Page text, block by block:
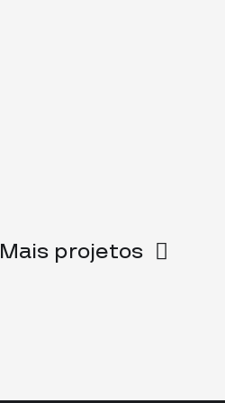
Mais projetos